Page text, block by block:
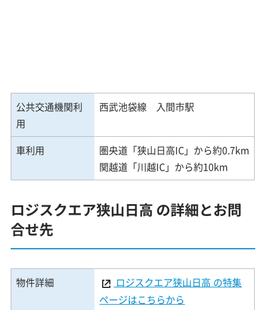
公共交通機関利
用
西武池袋線 入間市駅
車利用
圏央道「狭山日高IC」から約0.7km
関越道「川越IC」から約10km
ロジスクエア狭山日高 の詳細とお問
合せ先
物件詳細
ロジスクエア狭山日高 の特集
ページはこちらから